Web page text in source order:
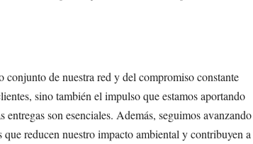
de nuestra red y del compromiso constante
sino también el impulso que estamos aportando
son esenciales. Además, seguimos avanzando
reducen nuestro impacto ambiental y contribuyen a